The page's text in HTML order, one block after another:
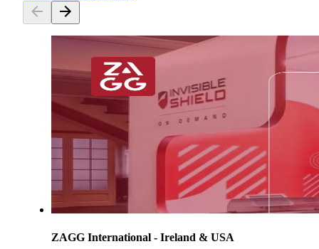
ZAGG International - Ireland & USA